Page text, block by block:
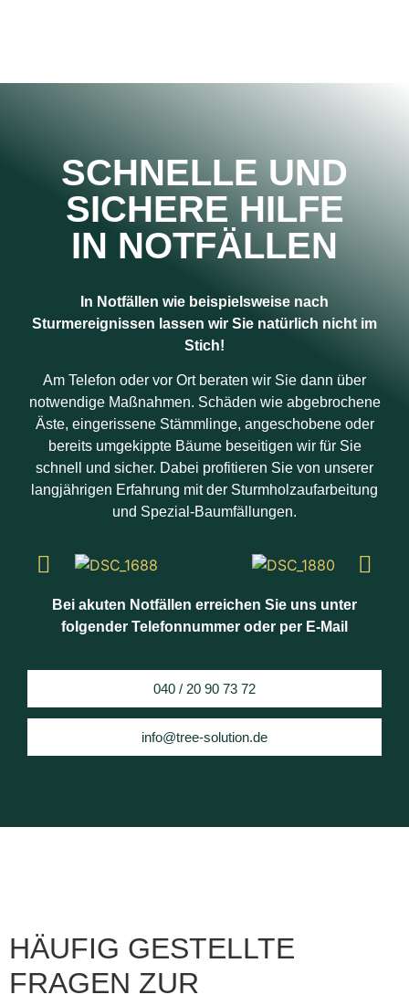
SCHNELLE UND
SICHERE HILFE
IN NOTFÄLLEN
In Notfällen wie beispielsweise nach
Sturmereignissen lassen wir Sie natürlich nicht im
Stich!
Am Telefon oder vor Ort beraten wir Sie dann über
notwendige Maßnahmen. Schäden wie abgebrochene
Äste, eingerissene Stämmlinge, angeschobene oder
bereits umgekippte Bäume beseitigen wir für Sie
schnell und sicher. Dabei profitieren Sie von unserer
langjährigen Erfahrung mit der Sturmholzaufarbeitung
und Spezial-Baumfällungen.
Bei akuten Notfällen erreichen Sie uns unter
folgender Telefonnummer oder per E-Mail
040 / 20 90 73 72
info@tree-solution.de
HÄUFIG GESTELLTE
FRAGEN ZUR